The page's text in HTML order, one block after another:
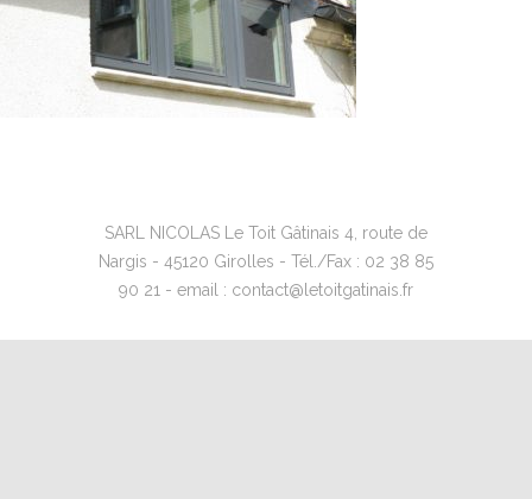
SARL NICOLAS Le Toit Gâtinais 4, route de
Nargis - 45120 Girolles - Tél./Fax : 02 38 85
90 21 - email : contact@letoitgatinais.fr